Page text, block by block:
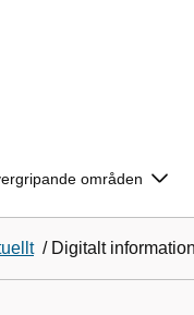
områden
/ Digitalt